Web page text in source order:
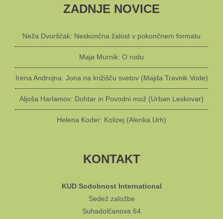
ZADNJE NOVICE
Neža Dvorščak: Neskončna žalost v pokončnem formatu
Maja Murnik: O rodu
Irena Androjna: Jona na križišču svetov (Majda Travnik Vode)
Aljoša Harlamov: Dohtar in Povodni mož (Urban Leskovar)
Helena Koder: Kolizej (Alenka Urh)
KONTAKT
KUD Sodobnost International
Sedež založbe
Suhadolčanova 64